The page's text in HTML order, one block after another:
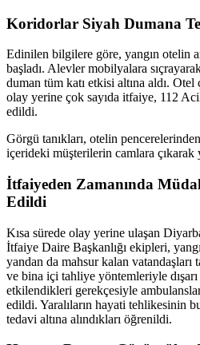
Koridorlar Siyah Dumana
Edinilen bilgilere göre, yangın otelin
başladı. Alevler mobilyalara
duman tüm katı etkisi altına aldı. Otel
olay yerine çok sayıda itfaiye, 112
edildi.
Görgü tanıkları, otelin
içerideki müşterilerin camlara
İtfaiyeden Zamanında
Edildi
Kısa sürede olay yerine ulaşan
İtfaiye Daire Başkanlığı ekipleri,
yandan da mahsur kalan vatandaşları
ve bina içi tahliye yöntemleriyle
etkilendikleri gerekçesiyle
edildi. Yaralıların hayati tehlikesinin
tedavi altına alındıkları öğrenildi.